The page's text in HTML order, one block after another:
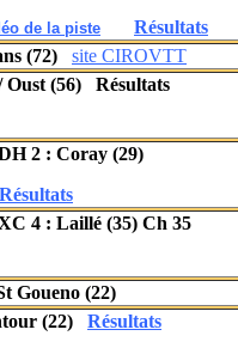
de la piste
Résultats
(72) site CIROVTT
Oust (56) Résultats
2 : Coray (29)
Résultats
4 : Laillé (35) Ch 35
Goueno (22)
(22) Résultats